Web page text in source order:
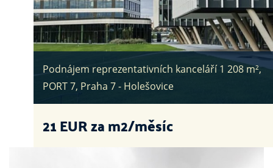
Podnájem reprezentativních kanceláří 1 208 m²,
PORT 7, Praha 7 - Holešovice
21EUR za m2/měsíc